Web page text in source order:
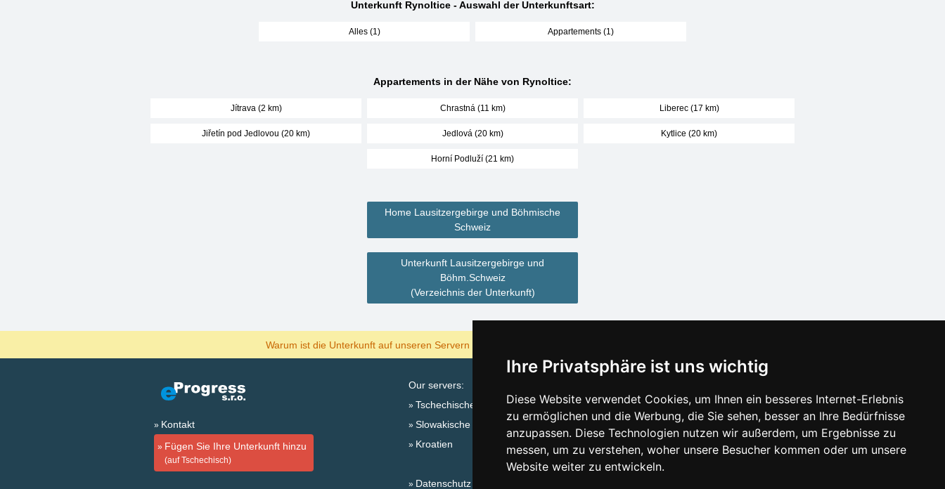
Ihre Privatsphäre ist uns wichtig
Diese Website verwendet Cookies, um Ihnen ein besseres Internet-Erlebnis
zu ermöglichen und die Werbung, die Sie sehen, besser an Ihre Bedürfnisse
anzupassen. Diese Technologien nutzen wir außerdem, um Ergebnisse zu
messen, um zu verstehen, woher unsere Besucher kommen oder um unsere
Website weiter zu entwickeln.
Unterkunft Rynoltice - Auswahl der Unterkunftsart:
Alles (1) Appartements (1)
Appartements in der Nähe von Rynoltice:
Jítrava (2 km) Chrastná (11 km) Liberec (17 km)
Jiřetín pod Jedlovou (20 km) Jedlová (20 km) Kytlice (20 km)
Horní Podluží (21 km)
Home Lausitzergebirge und Böhmische
Schweiz
Unterkunft Lausitzergebirge und
Böhm.Schweiz
(Verzeichnis der Unterkunft)
Warum ist die Unterkunft auf unseren Servern am billigsten?
Kontakt
Fügen Sie Ihre Unterkunft hinzu
(auf Tschechisch)
Our servers:
Tschechische Gebirge
Slowakische Gebirge
Kroatien
Datenschutz
Lastminute Lausitzergebirge und Böhm.Schweiz
Saisonlinks:
Silvester Lausitzergebirge und Böhm.Schweiz
Silvester im Gebirge 2025/26